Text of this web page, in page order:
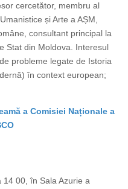
cercetător, membru al
și Arte a AȘM,
consultant principal la
Stat din Moldova. Interesul
probleme legate de Istoria
în context european;
a Comisiei Naționale a
00, în Sala Azurie a